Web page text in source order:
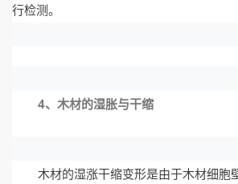
行检测。
4、木材的湿胀与干缩
木材的湿涨干缩变形是由于木材细胞